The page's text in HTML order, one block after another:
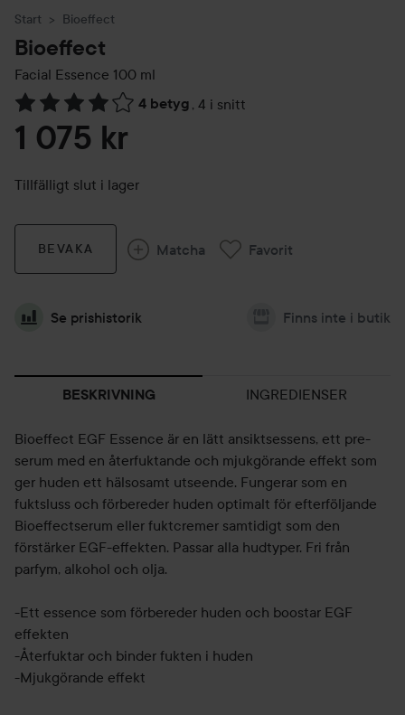
Start Bioeffect
Bioeffect
Facial Essence 100 ml
4 betyg , 4 i snitt
Hoppa till Betyg & kommentarer
1 075 kr
Tillfälligt slut i lager
BEVAKA Matcha Favorit
Se prishistorik Finns inte i butik
BESKRIVNING INGREDIENSER
Bioeffect EGF Essence är en lätt ansiktsessens, ett pre-
serum med en återfuktande och mjukgörande effekt som
ger huden ett hälsosamt utseende. Fungerar som en
fuktsluss och förbereder huden optimalt för efterföljande
Bioeffectserum eller fuktcremer samtidigt som den
förstärker EGF-effekten. Passar alla hudtyper. Fri från
parfym, alkohol och olja.
-Ett essence som förbereder huden och boostar EGF
effekten
-Återfuktar och binder fukten i huden
-Mjukgörande effekt